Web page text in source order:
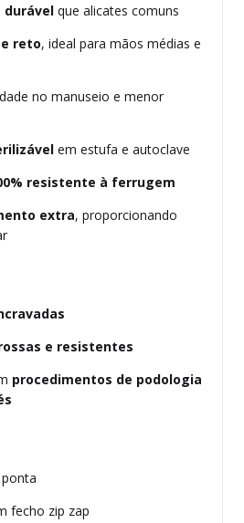
durável que alicates comuns
reto, ideal para mãos médias e
no manuseio e menor
em estufa e autoclave
resistente à ferrugem
extra, proporcionando
e resistentes
procedimentos de podologia
fecho zip zap